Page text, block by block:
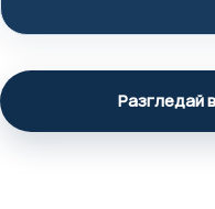
Разгледай